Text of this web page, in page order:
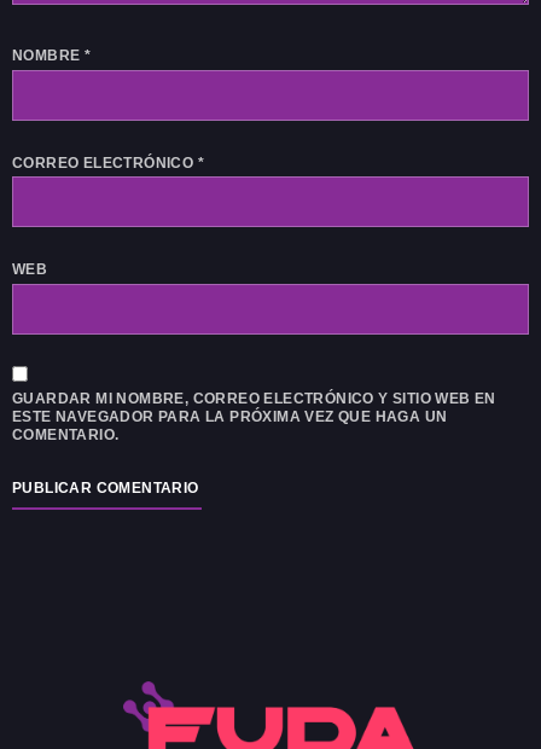
NOMBRE *
CORREO ELECTRÓNICO *
WEB
GUARDAR MI NOMBRE, CORREO ELECTRÓNICO Y SITIO WEB EN
ESTE NAVEGADOR PARA LA PRÓXIMA VEZ QUE HAGA UN
COMENTARIO.